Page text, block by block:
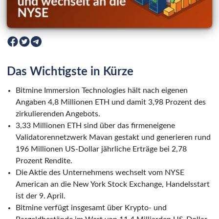
Das Wichtigste in Kürze
Bitmine Immersion Technologies hält nach eigenen
Angaben 4,8 Millionen ETH und damit 3,98 Prozent des
zirkulierenden Angebots.
3,33 Millionen ETH sind über das firmeneigene
Validatorennetzwerk Mavan gestakt und generieren rund
196 Millionen US-Dollar jährliche Erträge bei 2,78
Prozent Rendite.
Die Aktie des Unternehmens wechselt vom NYSE
American an die New York Stock Exchange, Handelsstart
ist der 9. April.
Bitmine verfügt insgesamt über Krypto- und